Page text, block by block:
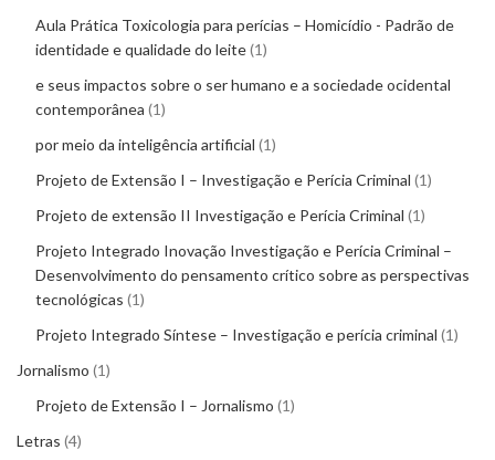
Aula Prática Toxicologia para perícias – Homicídio - Padrão de
identidade e qualidade do leite 1
e seus impactos sobre o ser humano e a sociedade ocidental
contemporânea 1
por meio da inteligência artificial 1
Projeto de Extensão I – Investigação e Perícia Criminal 1
Projeto de extensão II Investigação e Perícia Criminal 1
Projeto Integrado Inovação Investigação e Perícia Criminal –
Desenvolvimento do pensamento crítico sobre as perspectivas
tecnológicas 1
Projeto Integrado Síntese – Investigação e perícia criminal 1
Jornalismo 1
Projeto de Extensão I – Jornalismo 1
Letras 4